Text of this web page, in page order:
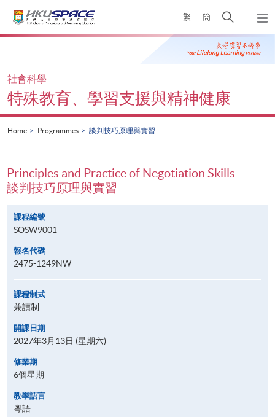
繁 簡
Open
search
panel
Main
社會科學
特殊教育、學習支援與精神健康
Home Programmes 談判技巧原理與實習
Principles and Practice of Negotiation Skills
談判技巧原理與實習
課程編號
SOSW9001
報名代碼
2475-1249NW
課程制式
兼讀制
開課日期
2027年3月13日 (星期六)
修業期
6個星期
教學語言
粵語